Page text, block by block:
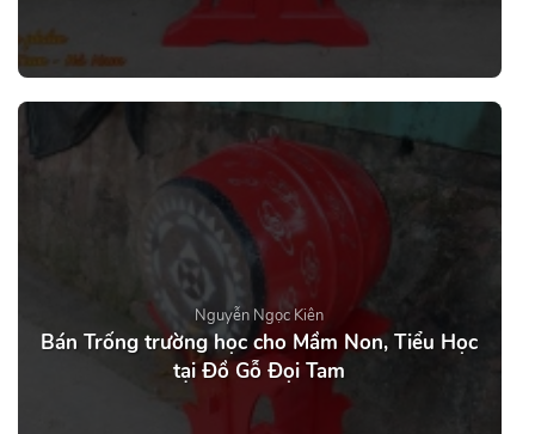
Nguyễn Ngọc Kiên
Bán Trống trường học cho Mầm Non, Tiểu Học
tại Đồ Gỗ Đọi Tam